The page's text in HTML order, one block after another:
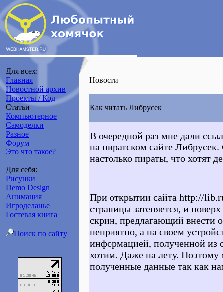
Для всех:
Главная
Новостной архив
Проекты / Код
Статьи
Компьютерное
Самоделки
Разное
Форум
Это что такое?
Для себя:
Рисунки
Demo Design
Анимация
Игроделанье
Гостевая книга
Поиск по сайту
Новости
Как читать Либрусек
В очередной раз мне дали
на пиратском сайте
настолько пираты, что хотят
При открытии сайта http://
страницы затеняется, и поверх
скрин, предлагающий внести
неприятно, а на своем
информацией, полученной из
хотим. Даже на лету.
полученные данные так как